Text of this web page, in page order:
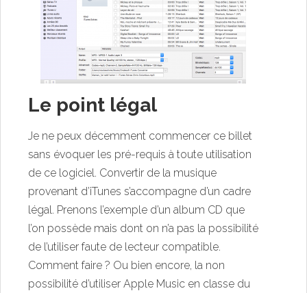
Le point légal
Je ne peux décemment commencer ce billet
sans évoquer les pré-requis à toute utilisation
de ce logiciel. Convertir de la musique
provenant d’iTunes s’accompagne d’un cadre
légal. Prenons l’exemple d’un album CD que
l’on possède mais dont on n’a pas la possibilité
de l’utiliser faute de lecteur compatible.
Comment faire ? Ou bien encore, la non
possibilité d’utiliser Apple Music en classe du